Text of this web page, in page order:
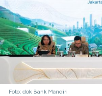
Foto: dok Bank Mandiri